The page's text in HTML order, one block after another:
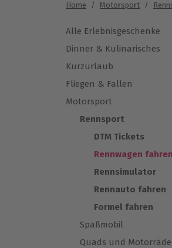
Home / Motorsport /
Alle Erlebnisgeschenke
Dinner & Kulinarisches
Kurzurlaub
Fliegen & Fallen
Motorsport
Rennsport
DTM Tickets
Rennwagen fahren
Rennsimulator
Rennauto fahren
Formel fahren
Spaßmobil
Quads und